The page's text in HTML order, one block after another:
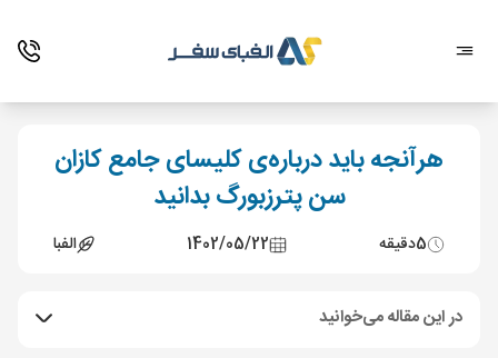
هرآنجه باید درباره‌ی کلیسای جامع کازان
سن پترزبورگ بدانید
5دقیقه 1402/05/22 الفبا
در این مقاله می‌خوانید